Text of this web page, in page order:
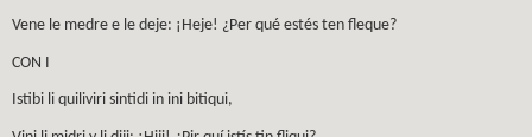
Vene le medre e le deje: ¡Heje! ¿Per qué estés ten fleque?
CON I
Istibi li quiliviri sintidi in ini bitiqui,